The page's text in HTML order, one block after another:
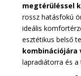
megtérüléssel
rossz hatásfokú
ideális
esztétikus belső
kombinációjára
lapradiátorra és